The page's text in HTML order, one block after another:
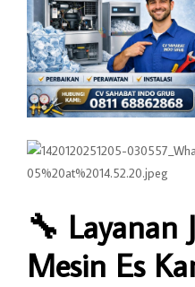
🔧 Layanan
Mesin Es